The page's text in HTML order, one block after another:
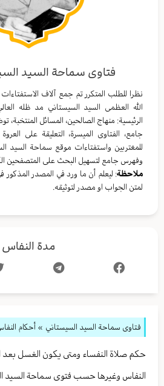
فتاوى سماحة السيد
نظرا للطلب المتكرر تم جمع آلاف
الله العظمى السيد السيستاني مد ظله
الرئيسية: منهاج الصالحين، المسائل المنتخبة،
جامع، الفتاوى الميسرة، التعليقة على
للمغتربين واستفتاءات موقع سماحة السيد
وفهرس جامع لتسهيل البحث على المتصفحين
ملاحظة: ليعلم أن ما ورد في المصدر
لمتن الجواب او مصدر لتوثيقه.
مدة النفاس
فتاوى سماحة السيد السيستاني » أحكام
حكم صلاة النفساء ومتى يكون الغسل بعد
النفاس وغيرها حسب فتوى سماحة السيد